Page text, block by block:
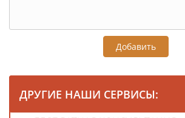
Добавить
ДРУГИЕ НАШИ СЕРВИСЫ: